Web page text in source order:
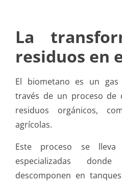
La
residuos en
El biometano es un
través de un proceso de
residuos orgánicos,
agrícolas.
Este proceso se
especializadas
descomponen en